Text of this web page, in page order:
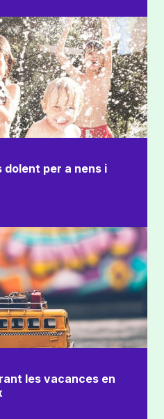
dolent per a nens i
les vacances en